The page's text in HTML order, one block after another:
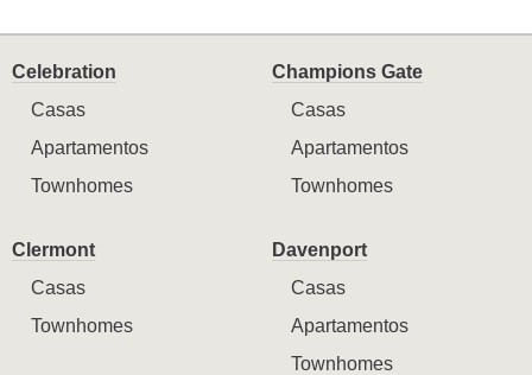
Celebration
Casas
Apartamentos
Townhomes
Champions Gate
Casas
Apartamentos
Townhomes
Clermont
Casas
Townhomes
Davenport
Casas
Apartamentos
Townhomes